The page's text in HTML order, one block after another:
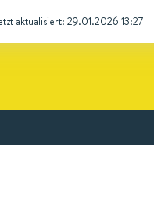
aktualisiert: 29.01.2026 13:27